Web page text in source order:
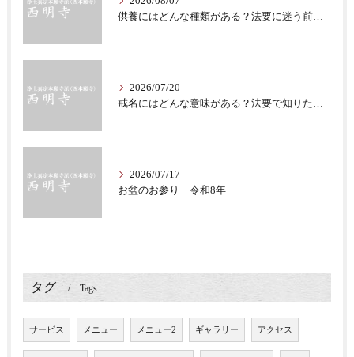
供養にはどんな種類がある？法要に迷う前に知る意味
2026/07/20
戒名にはどんな意味がある？法要で知りたい仏教の心
2026/07/17
お盆のお参り 令和8年
タグ Tags
サービス メニュー メニュー2 ギャラリー アクセス